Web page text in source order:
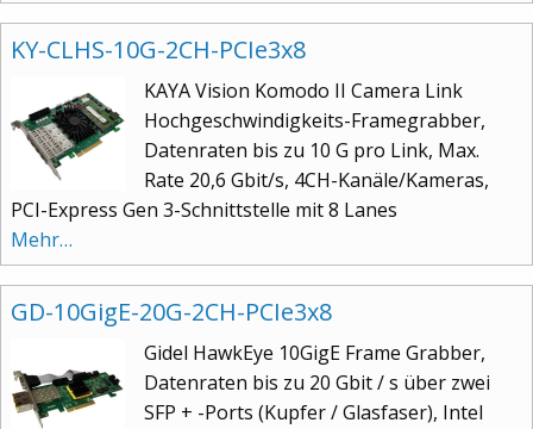
KY-CLHS-10G-2CH-PCIe3x8
KAYA Vision Komodo II Camera Link
Hochgeschwindigkeits-Framegrabber,
Datenraten bis zu 10 G pro Link, Max.
Rate 20,6 Gbit/s, 4CH-Kanäle/Kameras,
PCI-Express Gen 3-Schnittstelle mit 8 Lanes
Mehr…
GD-10GigE-20G-2CH-PCIe3x8
Gidel HawkEye 10GigE Frame Grabber,
Datenraten bis zu 20 Gbit / s über zwei
SFP + -Ports (Kupfer / Glasfaser), Intel